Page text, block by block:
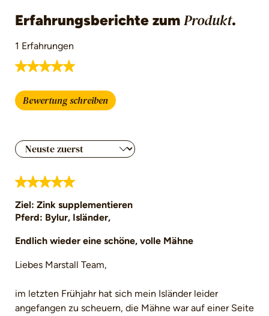
Erfahrungsberichte zum Produkt.
1 Erfahrungen
Durchschnittliche Bewertung von 5 von 5
Bewertung schreiben
Bewertung mit 5 von 5 Sternen
Ziel: Zink supplementieren
Pferd: Bylur, Isländer,
Endlich wieder eine schöne, volle Mähne
Liebes Marstall Team,
im letzten Frühjahr hat sich mein Isländer leider
angefangen zu scheuern, die Mähne war auf einer Seite